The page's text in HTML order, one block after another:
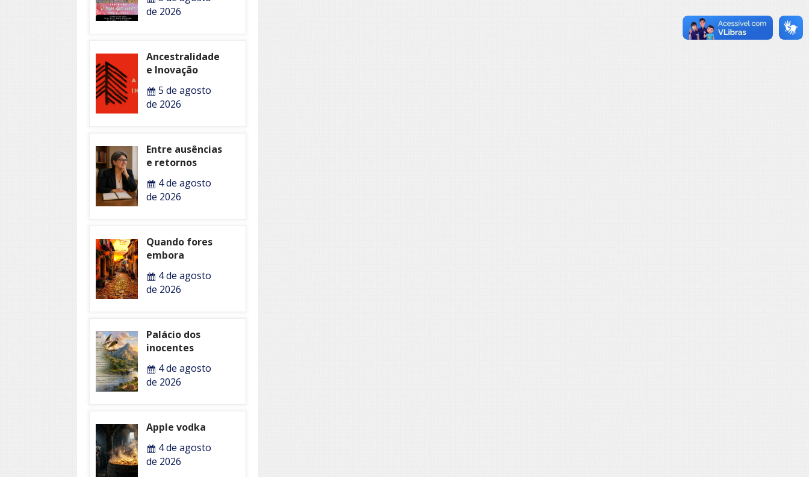
de 2026
Ancestralidade
e Inovação
5 de agosto
de 2026
Entre ausências
e retornos
4 de agosto
de 2026
Quando fores
embora
4 de agosto
de 2026
Palácio dos
inocentes
4 de agosto
de 2026
Apple vodka
4 de agosto
de 2026